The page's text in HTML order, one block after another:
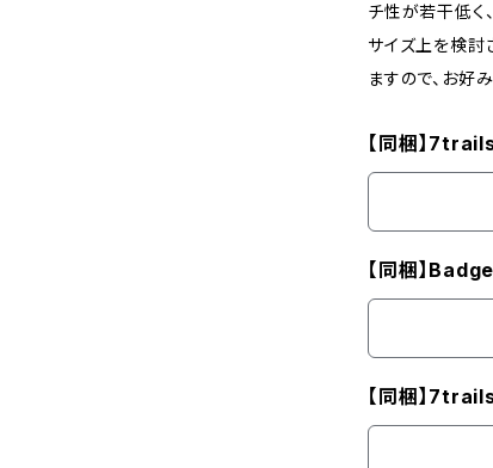
チ性が若干低く
サイズ上を検討
ますので、お好
【同梱】
【同梱】
【同梱】